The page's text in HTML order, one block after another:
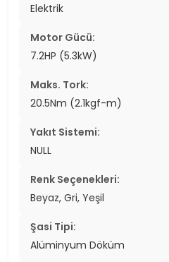
Elektrik
Motor Gücü:
7.2HP (5.3kW)
Maks. Tork:
20.5Nm (2.1kgf-m)
Yakıt Sistemi:
NULL
Renk Seçenekleri:
Beyaz, Gri, Yeşil
Şasi Tipi:
Alüminyum Döküm